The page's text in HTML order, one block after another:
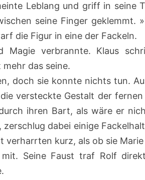
Leblang und griff in seine
seine Finger geklemmt.
die Figur in eine der Fackeln.
verbrannte. Klaus
das seine.
doch sie konnte nichts tun.
versteckte Gestalt der fernen
ihren Bart, als wäre er
dabei einige
verharrten kurz, als ob sie
Seine Faust traf Rolf